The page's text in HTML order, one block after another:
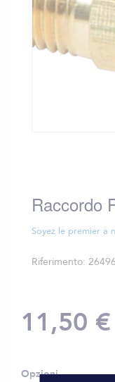
di
immagini
Raccordo
Soyez le premier à
Riferimento 26496
11,50 €
Opzioni